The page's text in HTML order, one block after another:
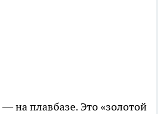
— на плавбазе. Это «золотой